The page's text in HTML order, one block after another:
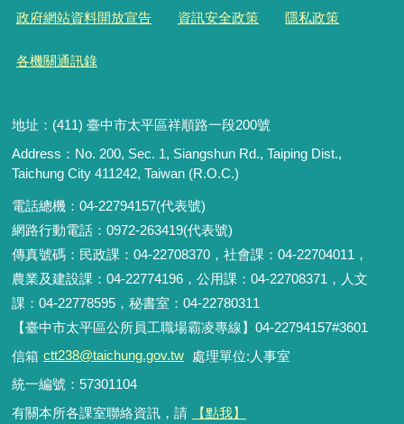
政府網站資料開放宣告 資訊安全政策 隱私政策
各機關通訊錄
地址：(411) 臺中市太平區祥順路一段200號
Address：No. 200, Sec. 1, Siangshun Rd., Taiping Dist.,
Taichung City 411242, Taiwan (R.O.C.)
電話總機：04-22794157(代表號)
網路行動電話：0972-263419(代表號)
傳真號碼：民政課：04-22708370，社會課：04-22704011，
農業及建設課：04-22774196，公用課：04-22708371，人文
課：04-22778595，秘書室：04-22780311
【臺中市太平區公所員工職場霸凌專線】04-22794157#3601
信箱 ctt238@taichung.gov.tw 處理單位:人事室
統一編號：57301104
有關本所各課室聯絡資訊，請
【點我】